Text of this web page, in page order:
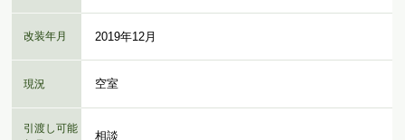
改装年月 2019年12月
現況 空室
引渡し可能
相談